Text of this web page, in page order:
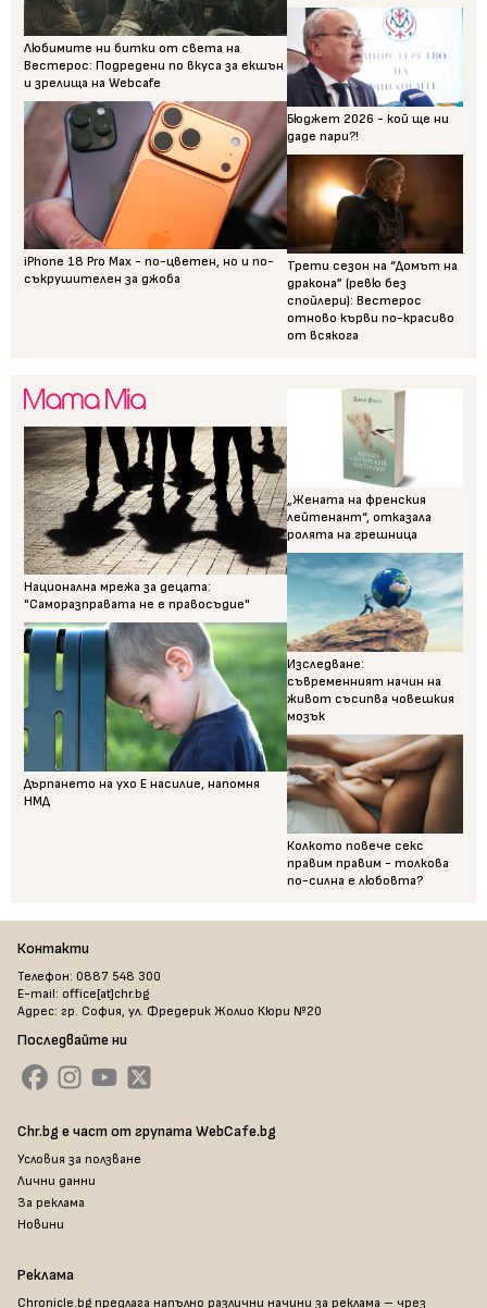
Любимите ни битки от света на
Вестерос: Подредени по вкуса за екшън
и зрелища на Webcafe
iPhone 18 Pro Max - по-цветен, но и по-
съкрушителен за джоба
Бюджет 2026 - кой ще ни
даде пари?!
Трети сезон на “Домът на
дракона” (ревю без
спойлери): Вестерос
отново кърви по-красиво
от всякога
Национална мрежа за децата:
"Саморазправата не е правосъдие"
Дърпането на ухо Е насилие, напомня
НМД
„Жената на френския
лейтенант“, отказала
ролята на грешница
Изследване:
съвременният начин на
живот съсипва човешкия
мозък
Колкото повече секс
правим правим - толкова
по-силна е любовта?
Контакти
Телефон: 0887 548 300
E-mail: office[at]chr.bg
Адрес: гр. София, ул. Фредерик Жолио Кюри №20
Последвайте ни
Chr.bg е част от групата WebCafe.bg
Условия за ползване
Лични данни
За реклама
Новини
Реклама
Chronicle.bg предлага напълно различни начини за реклама – чрез